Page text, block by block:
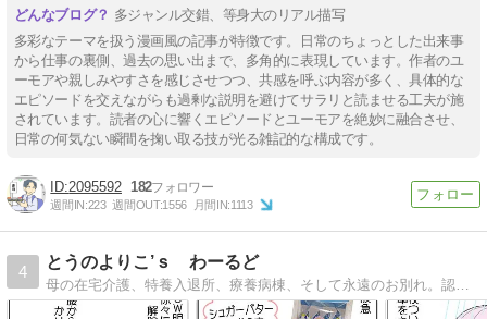
多ジャンル交錯、等身大のリアル描写
多彩なテーマを扱う漫画風の記事が特徴です。日常のちょっとした出来事
から仕事の裏側、過去の思い出まで、多角的に表現しています。作者のユ
ーモアや親しみやすさを感じさせつつ、共感を呼ぶ内容が多く、具体的な
エピソードを交えながらも過剰な説明を避けてサラリと読ませる工夫が施
されています。読者の心に響くエピソードとユーモアを絶妙に融合させ、
日常の何気ない瞬間を掬い取る技が光る雑記的な構成です。
2095592 182
週間IN:223 週間OUT:1556 月間IN:1113
4
とうのよりこ’ｓ わーるど
母の在宅介護、特養入退所、療養病棟、そして永遠のお別れ。認知症の母と過ごした思い出や日々のできごとを、コミックエッセイで綴っています。ふなっしー、目黒蓮ファン。